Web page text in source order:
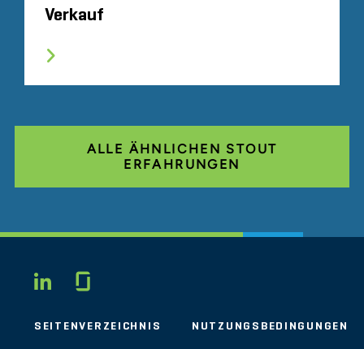
Verkauf
ALLE ÄHNLICHEN STOUT
ERFAHRUNGEN
LINKEDIN
SEITENVERZEICHNIS NUTZUNGSBEDINGUNGEN